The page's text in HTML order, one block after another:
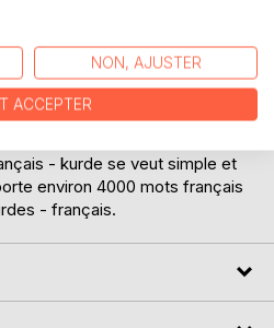
- kurde se veut simple et
environ 4000 mots français
- français.
NON, AJUSTER
ACCEPTER